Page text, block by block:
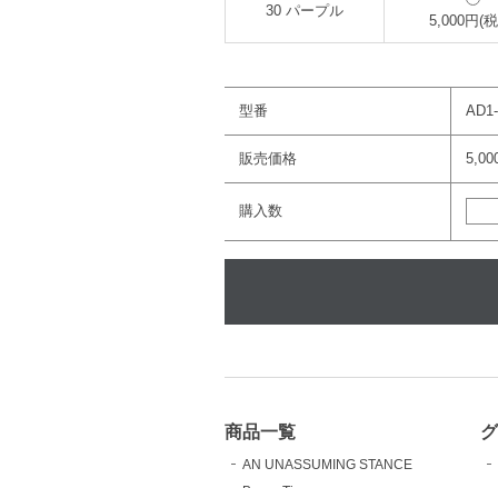
30 パープル
5,000円(
型番
販売価格
購入数
商品一覧
AN UNASSUMING STANCE